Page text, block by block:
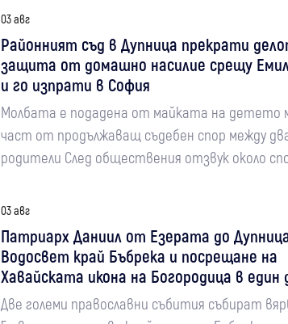
03 авг
Районният съд в Дупница прекрати
защита от домашно насилие срещу
и го изпрати в София
Молбата е подадена от майката на детето
част от продължаващ съдебен спор между
родители След обществения отзвук около
03 авг
Патриарх Даниил от Езерата до
Водосвет край Бъбрека и посрещане на
Хавайската икона на Богородица в един
Две големи православни събития събират